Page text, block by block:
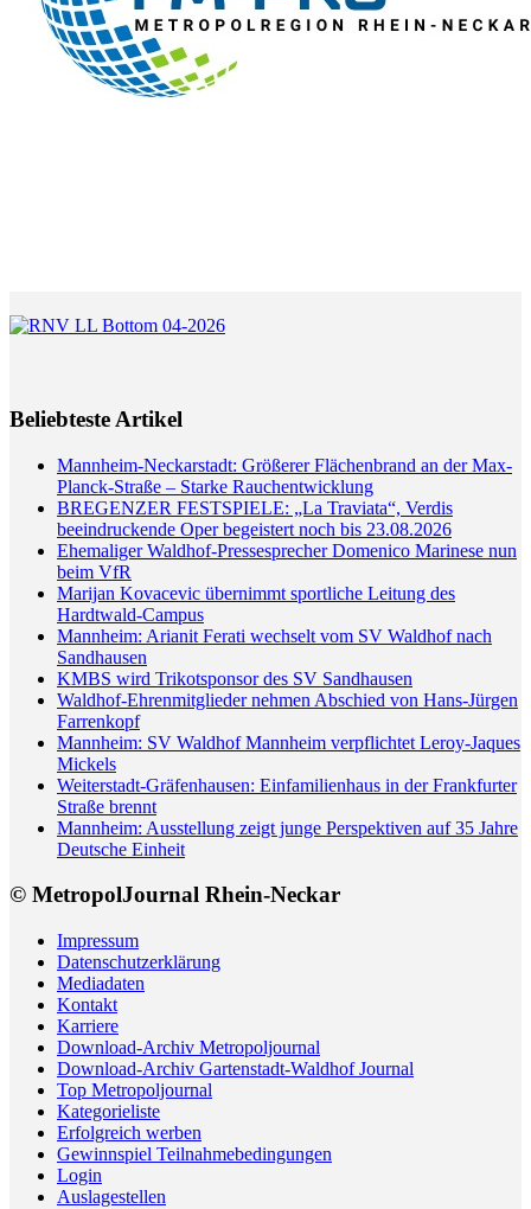
Beliebteste Artikel
Mannheim-Neckarstadt: Größerer Flächenbrand an der Max-
Planck-Straße – Starke Rauchentwicklung
BREGENZER FESTSPIELE: „La Traviata“, Verdis
beeindruckende Oper begeistert noch bis 23.08.2026
Ehemaliger Waldhof-Pressesprecher Domenico Marinese nun
beim VfR
Marijan Kovacevic übernimmt sportliche Leitung des
Hardtwald-Campus
Mannheim: Arianit Ferati wechselt vom SV Waldhof nach
Sandhausen
KMBS wird Trikotsponsor des SV Sandhausen
Waldhof-Ehrenmitglieder nehmen Abschied von Hans-Jürgen
Farrenkopf
Mannheim: SV Waldhof Mannheim verpflichtet Leroy-Jaques
Mickels
Weiterstadt-Gräfenhausen: Einfamilienhaus in der Frankfurter
Straße brennt
Mannheim: Ausstellung zeigt junge Perspektiven auf 35 Jahre
Deutsche Einheit
© MetropolJournal Rhein-Neckar
Impressum
Datenschutzerklärung
Mediadaten
Kontakt
Karriere
Download-Archiv Metropoljournal
Download-Archiv Gartenstadt-Waldhof Journal
Top Metropoljournal
Kategorieliste
Erfolgreich werben
Gewinnspiel Teilnahmebedingungen
Login
Auslagestellen